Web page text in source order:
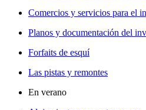
Comercios y servicios para el
Planos y documentación del
Forfaits de esquí
Las pistas y remontes
En verano